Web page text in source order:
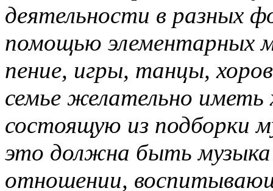
деятельности в разных
помощью элементарных
пение, игры, танцы,
семье желательно
состоящую из подборки
это должна быть музыка
отношении,